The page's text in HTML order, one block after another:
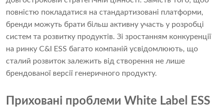
повністю покладатися на стандартизовані платформи,
бренди можуть брати більш активну участь у розробці
систем та розвитку продуктів. Зі зростанням конкуренції
на ринку C&I ESS багато компаній усвідомлюють, що
сталий розвиток залежить від створення не лише
брендованої версії генеричного продукту.
Приховані проблеми White Label ESS